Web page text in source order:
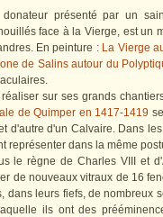
présenté par un
face à la Vierge, est un
En peinture : La Vierge
de Salins autour du
sur ses grands
de Quimper en 1417-1419
d'autre d'un Calvaire. Dans
représenter dans la même
le règne de Charles VIII et
de nouveaux vitraux de 16
dans leurs fiefs, de nombreux
ils ont des